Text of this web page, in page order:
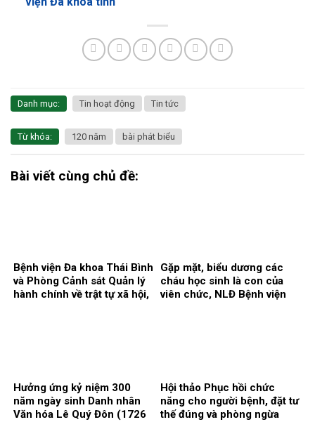
Danh mục: Tin hoạt động Tin tức
Từ khóa: 120 năm bài phát biểu
Bài viết cùng chủ đề:
Bệnh viện Đa khoa Thái Bình
và Phòng Cảnh sát Quản lý
hành chính về trật tự xã hội,
Gặp mặt, biểu dương các
cháu học sinh là con của
viên chức, NLĐ Bệnh viện
Hưởng ứng kỷ niệm 300
năm ngày sinh Danh nhân
Văn hóa Lê Quý Đôn (1726
Hội thảo Phục hồi chức
năng cho người bệnh, đặt tư
thế đúng và phòng ngừa